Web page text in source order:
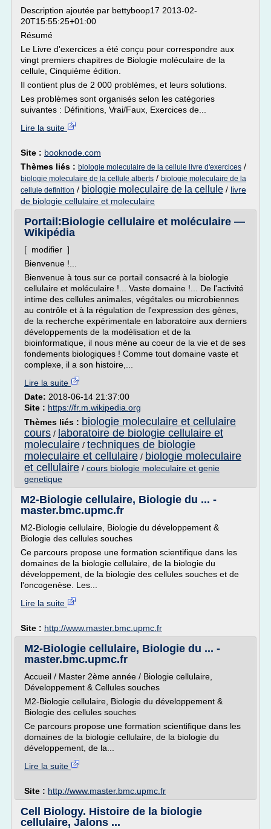
Description ajoutée par bettyboop17 2013-02-
20T15:55:25+01:00
Résumé
Le Livre d'exercices a été conçu pour correspondre aux
vingt premiers chapitres de Biologie moléculaire de la
cellule, Cinquième édition.
Il contient plus de 2 000 problèmes, et leurs solutions.
Les problèmes sont organisés selon les catégories
suivantes : Définitions, Vrai/Faux, Exercices de...
Lire la suite
Site : booknode.com
Thèmes liés : biologie moleculaire de la cellule livre d'exercices /
biologie moleculaire de la cellule alberts / biologie moleculaire de la
cellule definition / biologie moleculaire de la cellule / livre
de biologie cellulaire et moleculaire
Portail:Biologie cellulaire et moléculaire —
Wikipédia
[ modifier ]
Bienvenue !...
Bienvenue à tous sur ce portail consacré à la biologie
cellulaire et moléculaire !... Vaste domaine !... De l'activité
intime des cellules animales, végétales ou microbiennes
au contrôle et à la régulation de l'expression des gènes,
de la recherche expérimentale en laboratoire aux derniers
développements de la modélisation et de la
bioinformatique, il nous mène au coeur de la vie et de ses
fondements biologiques ! Comme tout domaine vaste et
complexe, il a son histoire,...
Lire la suite
Date: 2018-06-14 21:37:00
Site : https://fr.m.wikipedia.org
Thèmes liés : biologie moleculaire et cellulaire
cours / laboratoire de biologie cellulaire et
moleculaire / techniques de biologie
moleculaire et cellulaire / biologie moleculaire
et cellulaire / cours biologie moleculaire et genie
genetique
M2-Biologie cellulaire, Biologie du ... -
master.bmc.upmc.fr
M2-Biologie cellulaire, Biologie du développement &
Biologie des cellules souches
Ce parcours propose une formation scientifique dans les
domaines de la biologie cellulaire, de la biologie du
développement, de la biologie des cellules souches et de
l'oncogenèse. Les...
Lire la suite
Site : http://www.master.bmc.upmc.fr
M2-Biologie cellulaire, Biologie du ... -
master.bmc.upmc.fr
Accueil / Master 2ème année / Biologie cellulaire,
Développement & Cellules souches
M2-Biologie cellulaire, Biologie du développement &
Biologie des cellules souches
Ce parcours propose une formation scientifique dans les
domaines de la biologie cellulaire, de la biologie du
développement, de la...
Lire la suite
Site : http://www.master.bmc.upmc.fr
Cell Biology. Histoire de la biologie
cellulaire, Jalons ...